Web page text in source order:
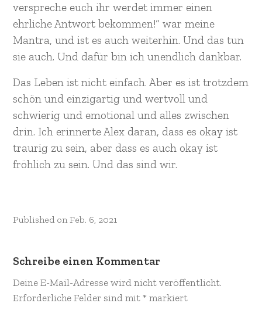
verspreche euch ihr werdet immer einen
ehrliche Antwort bekommen!“ war meine
Mantra, und ist es auch weiterhin. Und das tun
sie auch. Und dafür bin ich unendlich dankbar.
Das Leben ist nicht einfach. Aber es ist trotzdem
schön und einzigartig und wertvoll und
schwierig und emotional und alles zwischen
drin. Ich erinnerte Alex daran, dass es okay ist
traurig zu sein, aber dass es auch okay ist
fröhlich zu sein. Und das sind wir.
Published onFeb. 6, 2021
Schreibe einen Kommentar
Deine E-Mail-Adresse wird nicht veröffentlicht.
Erforderliche Felder sind mit* markiert